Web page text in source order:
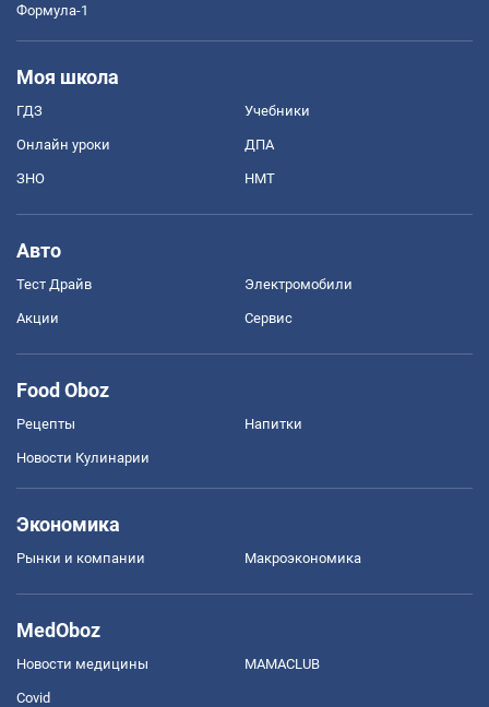
Формула-1
Моя школа
ГДЗ Учебники
Онлайн уроки ДПА
ЗНО НМТ
Авто
Тест Драйв Электромобили
Акции Сервис
Food Oboz
Рецепты Напитки
Новости Кулинарии
Экономика
Рынки и компании Mакроэкономика
MedOboz
Новости медицины MAMACLUB
Covid